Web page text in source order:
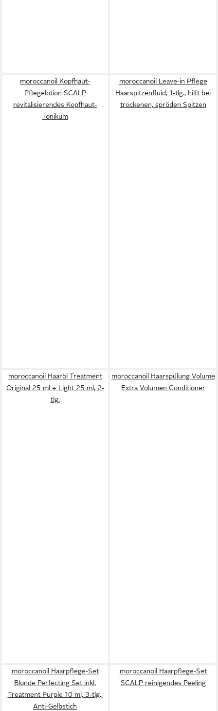
moroccanoil Kopfhaut-
Pflegelotion SCALP
revitalisierendes Kopfhaut-
Tonikum
moroccanoil Leave-in Pflege
Haarspitzenfluid, 1-tlg., hilft bei
trockenen, spröden Spitzen
moroccanoil Haaröl Treatment
Original 25 ml + Light 25 ml, 2-
tlg.
moroccanoil Haarspülung Volume
Extra Volumen Conditioner
moroccanoil Haarpflege-Set
Blonde Perfecting Set inkl.
Treatment Purple 10 ml, 3-tlg.,
Anti-Gelbstich
moroccanoil Haarpflege-Set
SCALP reinigendes Peeling